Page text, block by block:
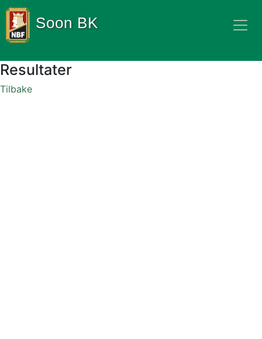
Soon BK
Resultater
Tilbake